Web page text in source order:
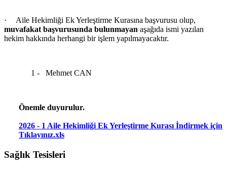
·
Aile Hekimliği Ek Yerleştirme Kurasına başvurusu olup,
muvafakat başvurusunda bulunmayan aşağıda ismi yazılan
hekim hakkında herhangi bir işlem yapılmayacaktır.
1 - Mehmet CAN
Önemle duyurulur.
2026 - 1 Aile Hekimliği Ek Yerleştirme Kurası İndirmek için
Tıklayınız.xls
Sağlık Tesisleri